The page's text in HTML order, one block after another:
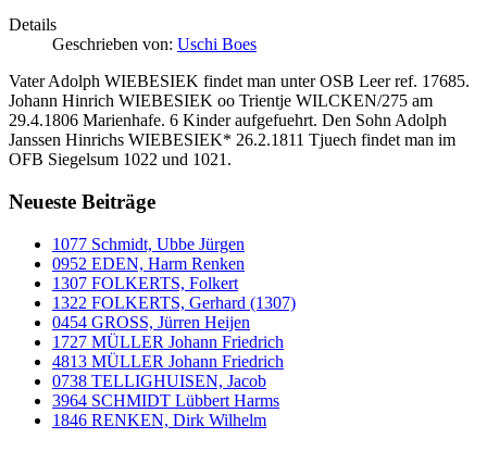
Details
Geschrieben von: Uschi Boes
Vater Adolph WIEBESIEK findet man unter OSB Leer ref. 17685.
Johann Hinrich WIEBESIEK oo Trientje WILCKEN/275 am
29.4.1806 Marienhafe. 6 Kinder aufgefuehrt. Den Sohn Adolph
Janssen Hinrichs WIEBESIEK* 26.2.1811 Tjuech findet man im
OFB Siegelsum 1022 und 1021.
Neueste Beiträge
1077 Schmidt, Ubbe Jürgen
0952 EDEN, Harm Renken
1307 FOLKERTS, Folkert
1322 FOLKERTS, Gerhard (1307)
0454 GROSS, Jürren Heijen
1727 MÜLLER Johann Friedrich
4813 MÜLLER Johann Friedrich
0738 TELLIGHUISEN, Jacob
3964 SCHMIDT Lübbert Harms
1846 RENKEN, Dirk Wilhelm